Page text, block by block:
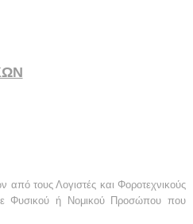
τους Λογιστές και Φοροτεχνικούς
Φυσικού ή Νομικού Προσώπου που